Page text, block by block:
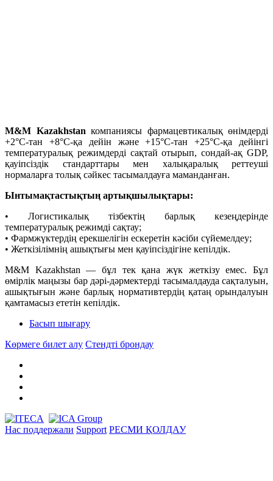
M&M Kazakhstan компаниясы фармацевтикалық өнімдерді
+2°С-тан +8°С-қа дейін және +15°С-тан +25°С-қа дейінгі
температуралық режимдерді сақтай отырып, сондай-ақ GDP,
қауіпсіздік стандарттары мен халықаралық реттеуші
нормаларға толық сәйкес тасымалдауға маманданған.
Ынтымақтастықтың артықшылықтары:
• Логистикалық тізбектің барлық кезеңдерінде
температуралық режимді сақтау;
• Фармжүктердің ерекшелігін ескеретін кәсіби сүйемелдеу;
• Жеткізілімнің ашықтығы мен қауіпсіздігіне кепілдік.
M&M Kazakhstan — бұл тек қана жүк жеткізу емес. Бұл
өмірлік маңызы бар дәрі-дәрмектерді тасымалдауда сақталуын,
ашықтығын және барлық нормативтердің қатаң орындалуын
қамтамасыз ететін кепілдік.
Басып шығару
Көрмеге билет алу Стендті брондау
Нас поддержали Support РЕСМИ ҚОЛДАУ